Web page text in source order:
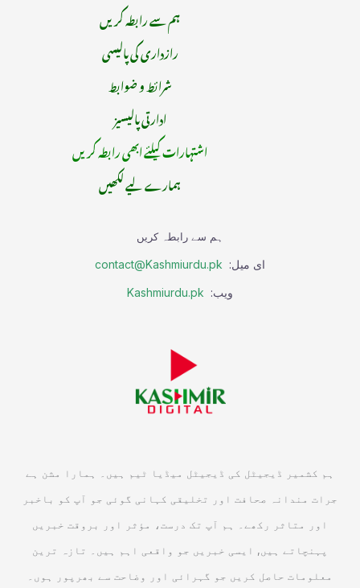
ہم سے رابطہ کریں
رازداری کی پالیسی
شرائط و ضوابط
ادارتی پالیسیز
اشتہارات کیلئے ابھی رابطہ کریں
ہمارے لیے لکھیں
ہم سے رابطہ کریں
ای میل: contact@Kashmiurdu.pk
ویب: Kashmiurdu.pk
ہم کشمیر ڈیجیٹل کی ڈیجیٹل میڈیا ٹیم ہیں۔ ہمارا مشن ہے
جرات مندانہ صحافت اور تخلیقی کہانی گوئی جو آپ کو باخبر
اور متاثر رکھے۔ ہم آپ تک درست، مؤثر اور بروقت خبریں
پہنچاتے ہیں, ایسی خبریں جو واقعی اہم ہیں۔ تازہ ترین
معلومات حاصل کریں جو گہرائی اور وضاحت سے بھرپور ہوں۔